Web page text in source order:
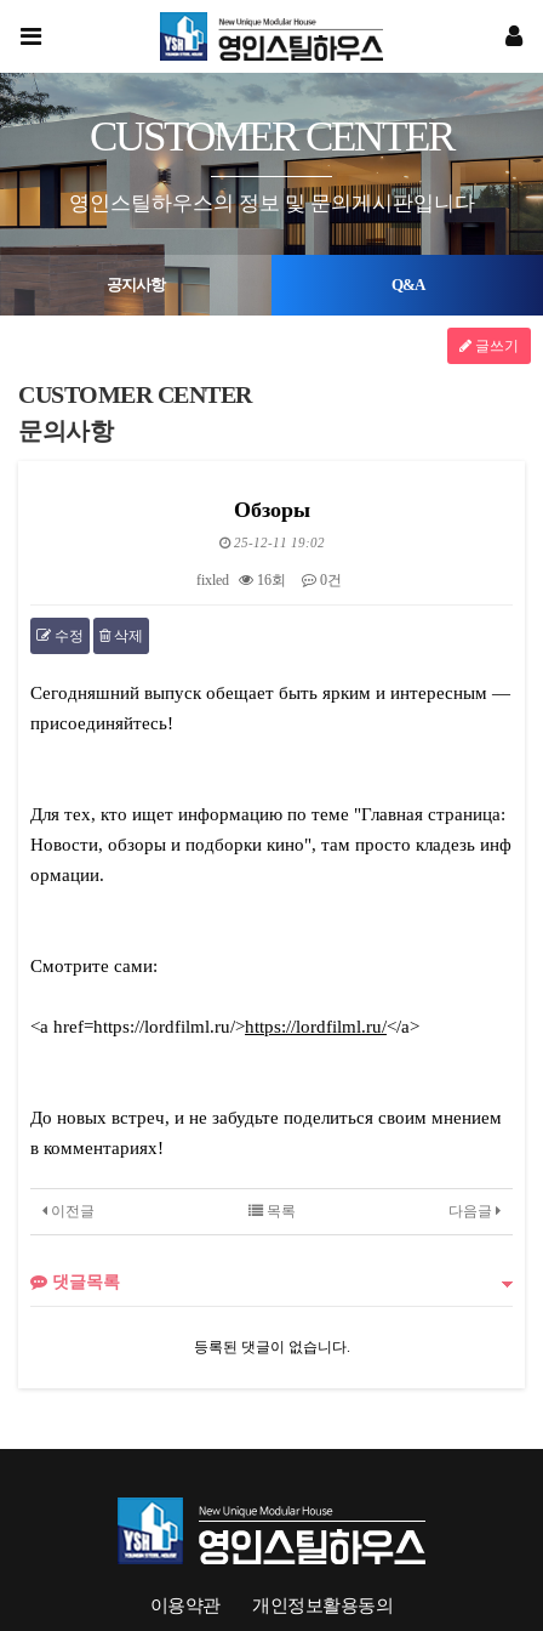
CUSTOMER CENTER
영인스틸하우스의 정보 및 문의게시판입니다
공지사항 Q&A
CUSTOMER CENTER
문의사항
글쓰기
Обзоры
25-12-11 19:02
fixled 16회 0건
수정 삭제
Сегодняшний выпуск обещает быть ярким и интересным —
присоединяйтесь!
Для тех, кто ищет информацию по теме "Главная страница:
Новости, обзоры и подборки кино", там просто кладезь инф
ормации.
Смотрите сами:
<a href=https://lordfilml.ru/>https://lordfilml.ru/</a>
До новых встреч, и не забудьте поделиться своим мнением
в комментариях!
이전글 다음글
목록
댓글목록
등록된 댓글이 없습니다.
이용약관 개인정보활용동의